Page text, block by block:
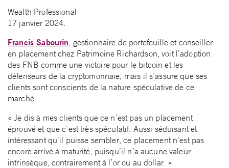
Wealth Professional
17 janvier 2024.
Francis Sabourin , gestionnaire de portefeuille et conseiller
en placement chez Patrimoine Richardson, voit l’adoption
des FNB comme une victoire pour le bitcoin et les
défenseurs de la cryptomonnaie, mais il s’assure que ses
clients sont conscients de la nature spéculative de ce
marché.
« Je dis à mes clients que ce n’est pas un placement
éprouvé et que c’est très spéculatif. Aussi séduisant et
intéressant qu’il puisse sembler, ce placement n’est pas
encore arrivé à maturité, puisqu’il n’a aucune valeur
intrinsèque, contrairement à l’or ou au dollar. »